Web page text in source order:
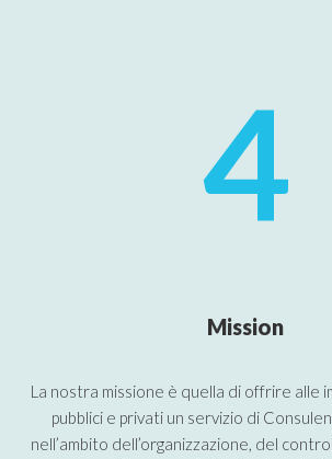
4
Mission
La nostra missione è quella di offrire alle
pubblici e privati un servizio di
nell’ambito dell’organizzazione, del